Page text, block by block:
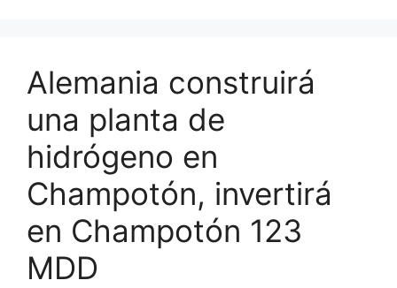
Alemania construirá
una planta de
hidrógeno en
Champotón, invertirá
en Champotón 123
MDD